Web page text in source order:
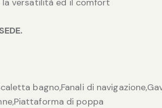
bagno,Fanali di
di poppa